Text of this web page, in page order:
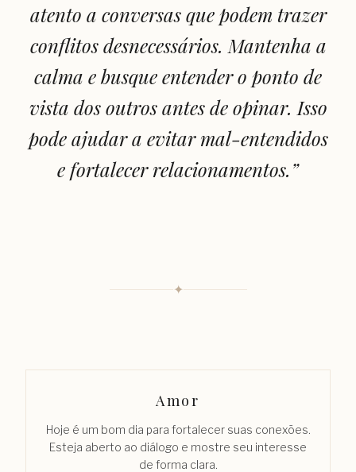
atento a conversas que podem trazer
conflitos desnecessários. Mantenha a
calma e busque entender o ponto de
vista dos outros antes de opinar. Isso
pode ajudar a evitar mal-entendidos
e fortalecer relacionamentos.”
✦
Amor
Hoje é um bom dia para fortalecer suas conexões.
Esteja aberto ao diálogo e mostre seu interesse
de forma clara.